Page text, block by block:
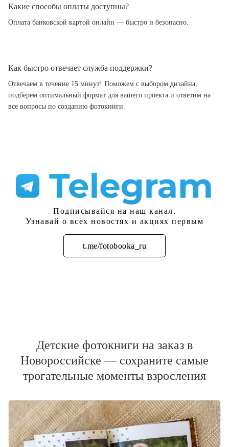
Какие способы оплаты доступны?
Оплата банковской картой онлайн — быстро и безопасно.
Как быстро отвечает служба поддержки?
Отвечаем в течение 15 минут! Поможем с выбором дизайна,
подберем оптимальный формат для вашего проекта и ответим на
все вопросы по созданию фотокниги.
Подписывайся на наш канал.
Узнавай о всех новостях и акциях первым
t.me/fotobooka_ru
Подписаться
Детские фотокниги на заказ в
Новороссийске — сохраните самые
трогательные моменты взросления